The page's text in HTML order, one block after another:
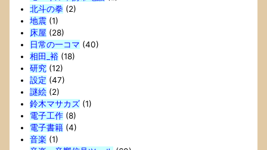
北斗の拳 (2)
地震(1)
床屋 (28)
日常の一コマ (40)
相田_裕(18)
研究(12)
設定 (47)
謎絵(2)
鈴木マサカズ(1)
電子工作(8)
電子書籍(4)
音楽 (1)